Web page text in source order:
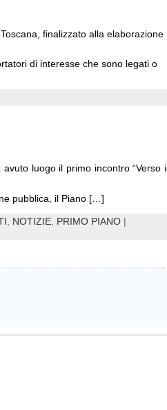
finalizzato alla elaborazione
di interesse che sono legati o
luogo il primo incontro “Verso il
pubblica, il Piano […]
NOTIZIE, PRIMO PIANO|